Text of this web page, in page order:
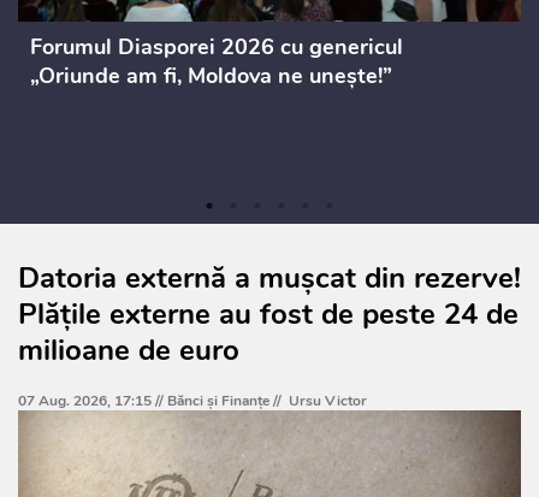
Forumul Diasporei 2026 cu genericul
„Oriunde am fi, Moldova ne unește!”
Datoria externă a mușcat din rezerve!
Plățile externe au fost de peste 24 de
milioane de euro
07 Aug. 2026, 17:15 // Bănci şi Finanţe// Ursu Victor